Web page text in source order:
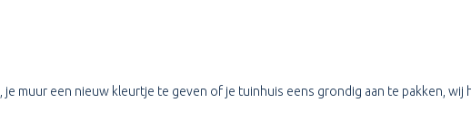
muur een nieuw kleurtje te geven of je tuinhuis eens grondig aan te pakken,